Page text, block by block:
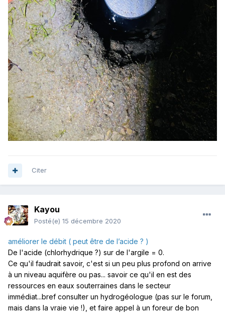
Citer
Kayou
Posté(e) 15 décembre 2020
améliorer le débit ( peut être de l’acide ? )
De l'acide (chlorhydrique ?) sur de l'argile = 0.
Ce qu'il faudrait savoir, c'est si un peu plus profond on arrive
à un niveau aquifère ou pas... savoir ce qu'il en est des
ressources en eaux souterraines dans le secteur
immédiat...bref consulter un hydrogéologue (pas sur le forum,
mais dans la vraie vie !), et faire appel à un foreur de bon